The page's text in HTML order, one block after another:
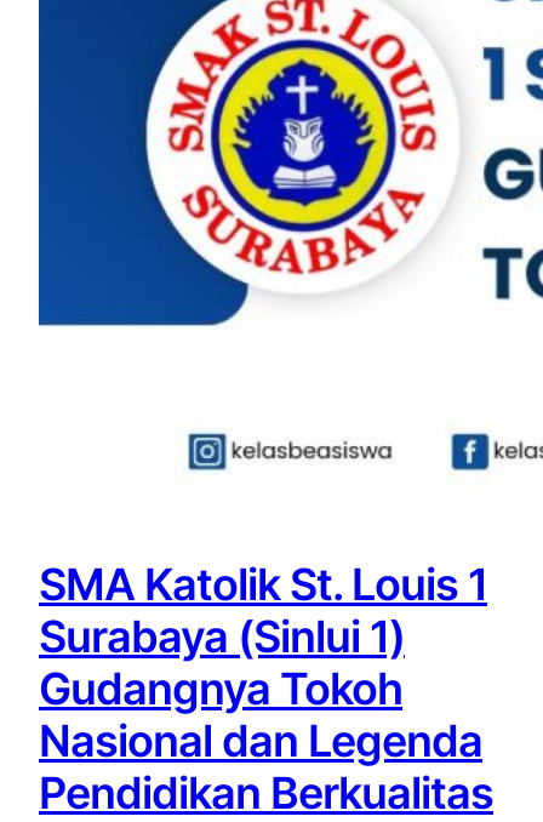
SMA Katolik St. Louis 1
Surabaya (Sinlui 1)
Gudangnya Tokoh
Nasional dan Legenda
Pendidikan Berkualitas